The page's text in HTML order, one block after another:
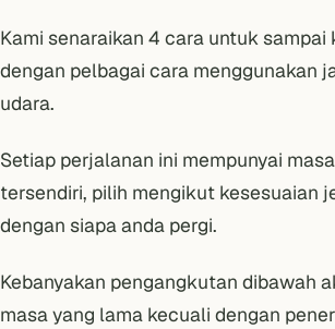
Kami senaraikan 4 cara untuk sampai
dengan pelbagai cara menggunakan
udara.
Setiap perjalanan ini mempunyai
tersendiri, pilih mengikut kesesuaian
dengan siapa anda pergi.
Kebanyakan pengangkutan dibawah
masa yang lama kecuali dengan